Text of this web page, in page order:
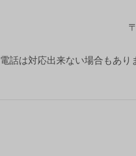
電話は対応出来ない場合もあ